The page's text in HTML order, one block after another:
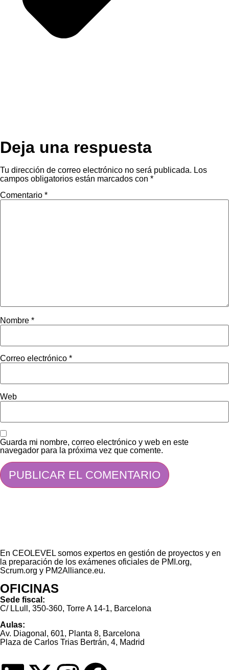
Deja una respuesta
Tu dirección de correo electrónico no será publicada. Los
campos obligatorios están marcados con *
Comentario *
Nombre *
Correo electrónico *
Web
Guarda mi nombre, correo electrónico y web en este
navegador para la próxima vez que comente.
En CEOLEVEL somos expertos en gestión de proyectos y en
la preparación de los exámenes oficiales de PMI.org,
Scrum.org y PM2Alliance.eu.
OFICINAS
Sede fiscal:
C/ LLull, 350-360, Torre A 14-1, Barcelona
Aulas:
Av. Diagonal, 601, Planta 8, Barcelona
Plaza de Carlos Trias Bertrán, 4, Madrid